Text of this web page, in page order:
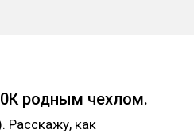
родным чехлом.
Расскажу, как